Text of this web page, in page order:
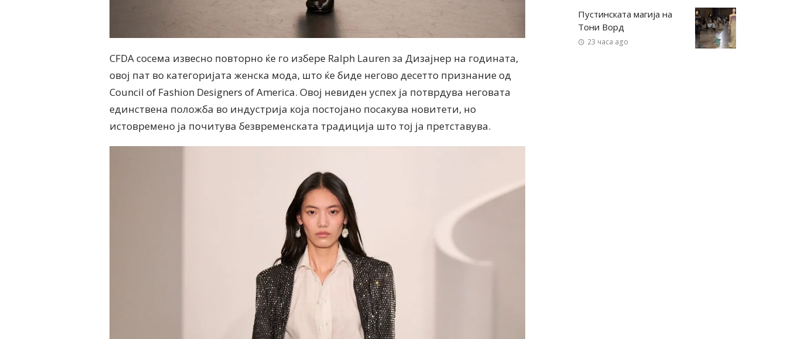
CFDА сосема извесно повторно ќе го избере Ralph Lauren за Дизајнер на годината,
овој пат во категоријата женска мода, што ќе биде негово десетто признание од
Council of Fashion Designers of America. Овој невиден успех ја потврдува неговата
единствена положба во индустрија која постојано посакува новитети, но
истовремено ја почитува безвременската традиција што тој ја претставува.
Пустинската магија на
Тони Ворд
23 часа ago